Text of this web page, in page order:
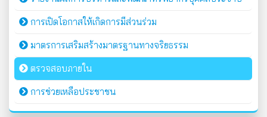
การเปิดโอกาสให้เกิดการมีส่วนร่วม
มาตรการเสริมสร้างมาตรฐานทางจริยธรรม
ตรวจสอบภายใน
การช่วยเหลือประชาชน